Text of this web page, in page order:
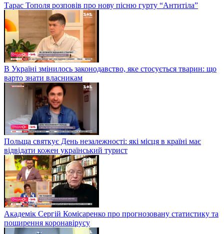
Тарас Тополя розповів про нову пісню гурту “Антитіла”
В Україні змінилось законодавство, яке стосується тварин: що
варто знати власникам
Польща святкує День незалежності: які місця в країні має
відвідати кожен український турист
Академік Сергій Комісаренко про прогнозовану статистику та
поширення коронавірусу